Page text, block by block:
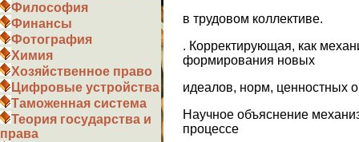
Философия
Финансы
Фотография
Химия
Хозяйственное право
Цифровые устройства
Таможенная система
Теория государства и
права
в трудовом коллективе.
. Корректирующая, как
формирования новых
идеалов, норм, ценностных
Научное объяснение
процессе